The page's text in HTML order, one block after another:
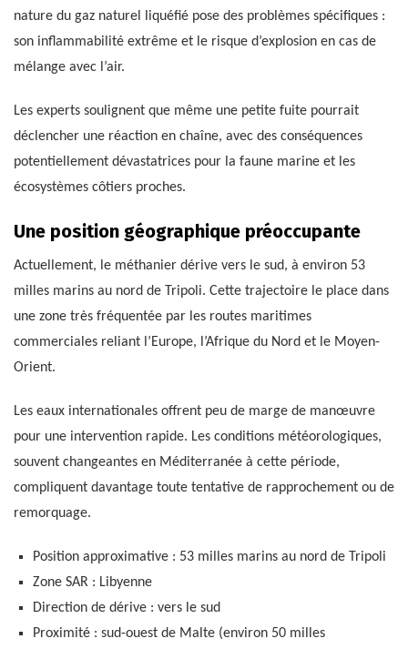
nature du gaz naturel liquéfié pose des problèmes spécifiques :
son inflammabilité extrême et le risque d’explosion en cas de
mélange avec l’air.
Les experts soulignent que même une petite fuite pourrait
déclencher une réaction en chaîne, avec des conséquences
potentiellement dévastatrices pour la faune marine et les
écosystèmes côtiers proches.
Une position géographique préoccupante
Actuellement, le méthanier dérive vers le sud, à environ 53
milles marins au nord de Tripoli. Cette trajectoire le place dans
une zone très fréquentée par les routes maritimes
commerciales reliant l’Europe, l’Afrique du Nord et le Moyen-
Orient.
Les eaux internationales offrent peu de marge de manœuvre
pour une intervention rapide. Les conditions météorologiques,
souvent changeantes en Méditerranée à cette période,
compliquent davantage toute tentative de rapprochement ou de
remorquage.
Position approximative : 53 milles marins au nord de Tripoli
Zone SAR : Libyenne
Direction de dérive : vers le sud
Proximité : sud-ouest de Malte (environ 50 milles